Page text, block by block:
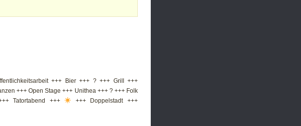
+++ Bier +++ ? +++ Grill +++
+++ Open Stage +++ Unithea +++ ? +++ Folk
Tatortabend +++
+++ Doppelstadt +++